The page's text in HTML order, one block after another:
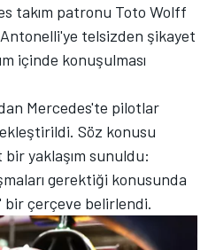
takım patronu Toto Wolff
telsizden şikayet
içinde konuşulması
Mercedes'te pilotlar
Söz konusu
yaklaşım sunuldu:
gerektiği konusunda
bir çerçeve belirlendi.